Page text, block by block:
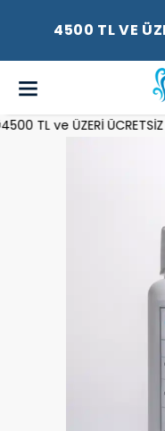
4500 TL VE
TL ve ÜZERİ ÜCRETSİZ